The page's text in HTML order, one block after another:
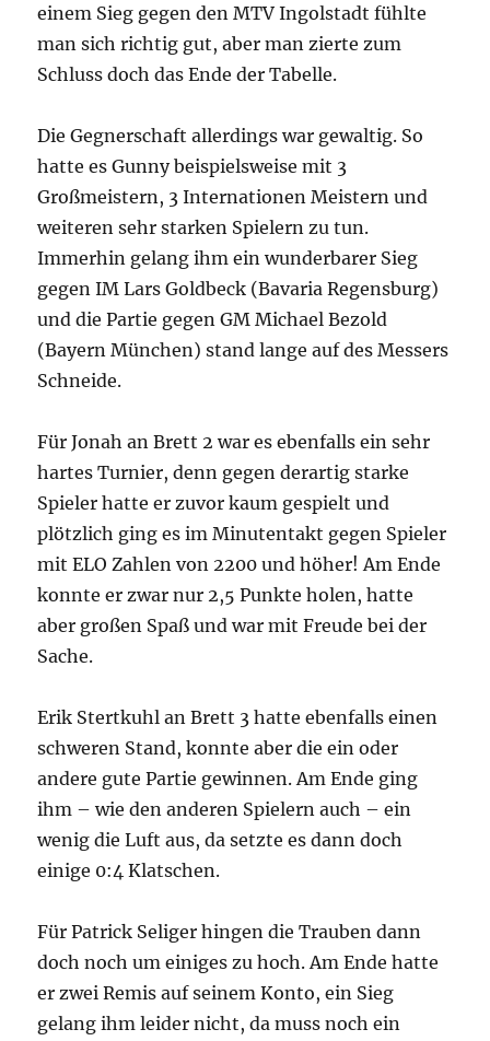
einem Sieg gegen den MTV Ingolstadt fühlte
man sich richtig gut, aber man zierte zum
Schluss doch das Ende der Tabelle.
Die Gegnerschaft allerdings war gewaltig. So
hatte es Gunny beispielsweise mit 3
Großmeistern, 3 Internationen Meistern und
weiteren sehr starken Spielern zu tun.
Immerhin gelang ihm ein wunderbarer Sieg
gegen IM Lars Goldbeck (Bavaria Regensburg)
und die Partie gegen GM Michael Bezold
(Bayern München) stand lange auf des Messers
Schneide.
Für Jonah an Brett 2 war es ebenfalls ein sehr
hartes Turnier, denn gegen derartig starke
Spieler hatte er zuvor kaum gespielt und
plötzlich ging es im Minutentakt gegen Spieler
mit ELO Zahlen von 2200 und höher! Am Ende
konnte er zwar nur 2,5 Punkte holen, hatte
aber großen Spaß und war mit Freude bei der
Sache.
Erik Stertkuhl an Brett 3 hatte ebenfalls einen
schweren Stand, konnte aber die ein oder
andere gute Partie gewinnen. Am Ende ging
ihm – wie den anderen Spielern auch – ein
wenig die Luft aus, da setzte es dann doch
einige 0:4 Klatschen.
Für Patrick Seliger hingen die Trauben dann
doch noch um einiges zu hoch. Am Ende hatte
er zwei Remis auf seinem Konto, ein Sieg
gelang ihm leider nicht, da muss noch ein